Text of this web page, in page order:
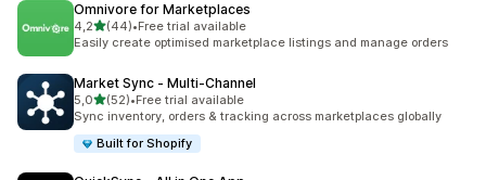
Omnivore for Marketplaces
4,2de 5 estrelas
(44)
44 total de avaliações
•Free trial available
Easily create optimised marketplace listings and manage orders
Market Sync ‑ Multi‑Channel
5,0de 5 estrelas
(52)
52 total de avaliações
•Free trial available
Sync inventory, orders & tracking across marketplaces globally
Built for Shopify